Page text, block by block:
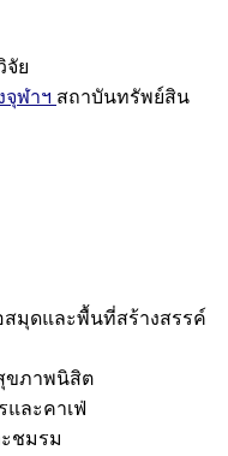
จัย
ฬาฯ สถาบันทรัพย์สิน
มุดและพื้นที่สร้างสรรค์
ขภาพนิสิต
และคาเฟ่
ชมรม